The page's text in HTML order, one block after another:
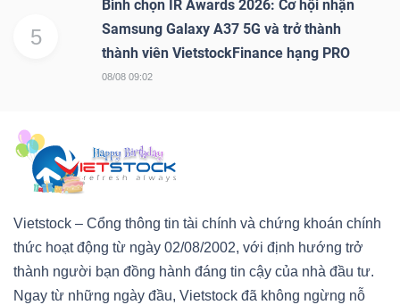
5
Bình chọn IR Awards 2026: Cơ hội nhận
Samsung Galaxy A37 5G và trở thành
thành viên VietstockFinance hạng PRO
08/08 09:02
Vietstock – Cổng thông tin tài chính và chứng khoán chính
thức hoạt động từ ngày 02/08/2002, với định hướng trở
thành người bạn đồng hành đáng tin cậy của nhà đầu tư.
Ngay từ những ngày đầu, Vietstock đã không ngừng nỗ